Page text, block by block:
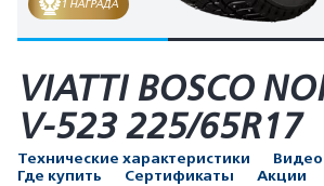
1 НАГРАДА
VIATTI BOSCO
V-523 225/65R17
Технические характеристики Видео
Где купить
Сертификаты Акции